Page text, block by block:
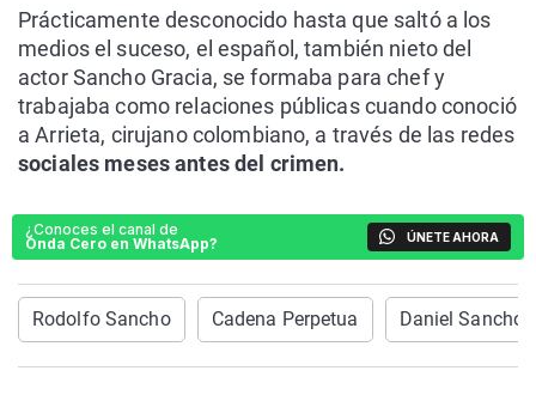
Prácticamente desconocido hasta que saltó a los
medios el suceso, el español, también nieto del
actor Sancho Gracia, se formaba para chef y
trabajaba como relaciones públicas cuando conoció
a Arrieta, cirujano colombiano, a través de las redes
sociales meses antes del crimen.
¿Conoces el canal de
Onda Cero en WhatsApp?
ÚNETE AHORA
Rodolfo Sancho Cadena Perpetua Daniel Sancho